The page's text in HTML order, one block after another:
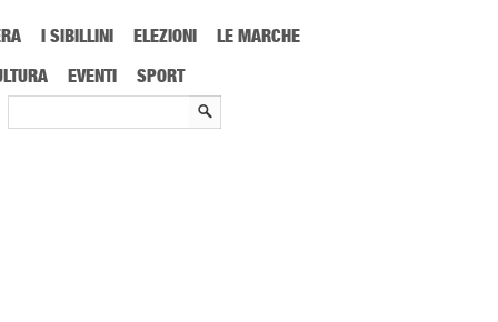
I SIBILLINI ELEZIONI
LE MARCHE
EVENTI SPORT